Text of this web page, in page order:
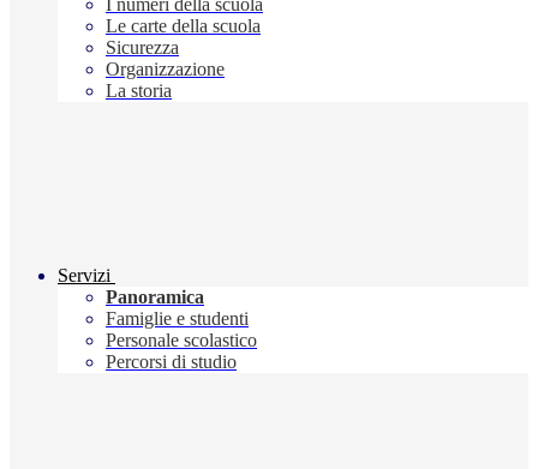
I numeri della scuola
Le carte della scuola
Sicurezza
Organizzazione
La storia
Servizi
Panoramica
Famiglie e studenti
Personale scolastico
Percorsi di studio